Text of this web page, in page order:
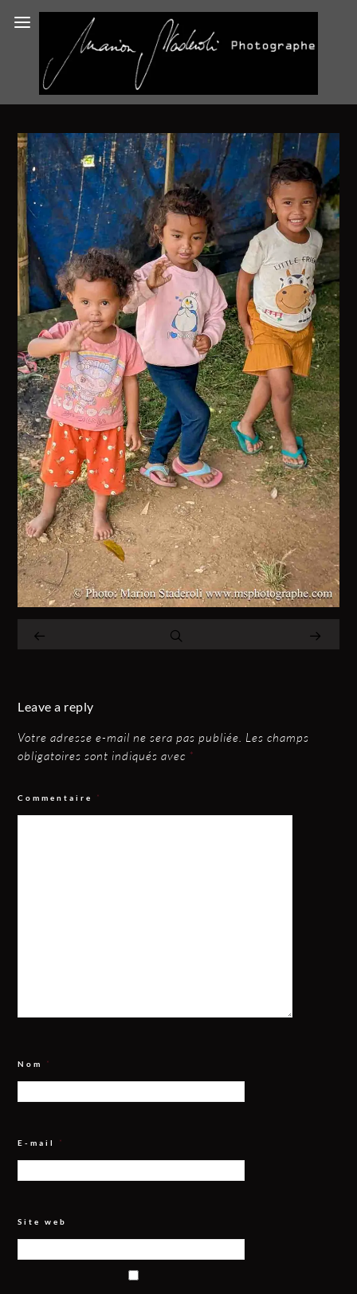
Leave a reply
Votre adresse e-mail ne sera pas publiée. Les champs
obligatoires sont indiqués avec *
Commentaire *
Nom *
E-mail *
Site web